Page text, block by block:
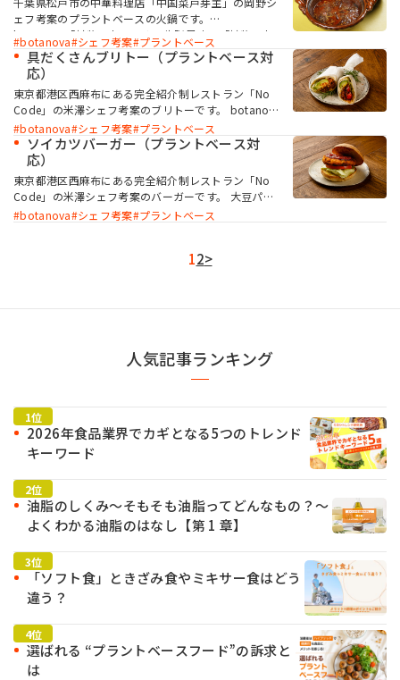
す。野菜が多く入っており、油っぽさが少ないので罪
悪感なく食べられます。
ェフ考案のプラントベースの火鍋です。
botanova「植物のおいしさ 牛脂風味」「植物のお
いしさ ラード風味」を併用することにより、プラン
トベースでも満足感のある味に仕上がります。さまざ
まなスパイスを使用しているので、香りから異国情緒
を感じます。辛さに弱い人も食べられる味付けで、い
ろいろな具材とあわせて楽しみたい、本場の味のプラ
ントベース火鍋です。
botanova シェフ考案 プラントベース
具だくさんブリトー（プラントベース対
応）
東京都港区西麻布にある完全紹介制レストラン「No
Code」の米澤シェフ考案のブリトーです。 botanova
の「植物のおいしさ バター風味」「植物のおいしさ ラ
ード風味」を使用することで、大豆ミートがしっかり
と味付けされ、食べ応えがあります。色とりどりの華
やかな一品で、見た目も味も動物性素材不使用とは思
えない仕上がりです。
botanova シェフ考案 プラントベース
ソイカツバーガー（プラントベース対
応）
東京都港区西麻布にある完全紹介制レストラン「No
Code」の米澤シェフ考案のバーガーです。 大豆パテ
ィは分厚く、botanovaの「植物のおいしさ バター風
です。従来のカツに似せることにとらわれず、大豆ミ
botanova シェフ考案 プラントベース
12>
人気記事ランキング
2026年食品業界でカギとなる5つのトレンド
キーワード
油脂のしくみ～そもそも油脂ってどんなもの？～
よくわかる油脂のはなし【第 1 章】
「ソフト食」ときざみ食やミキサー食はどう
違う？
選ばれる “プラントベースフード”の訴求と
は